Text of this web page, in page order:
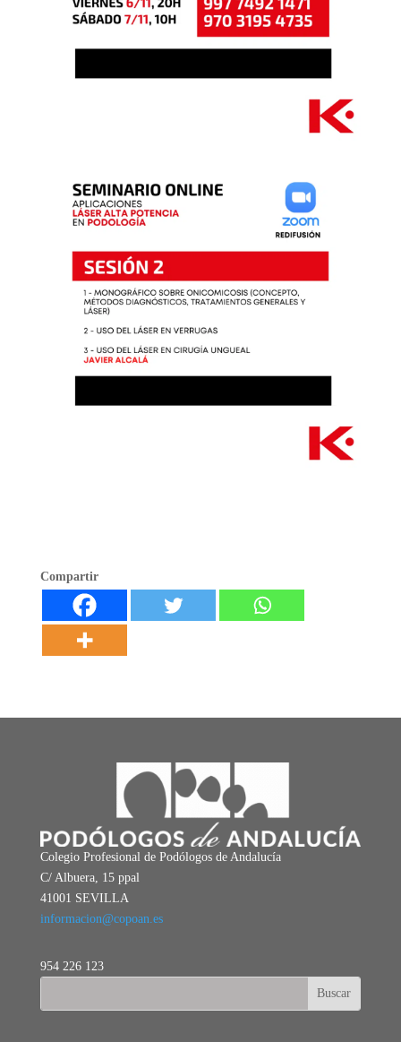
Compartir
Colegio Profesional de Podólogos de Andalucía
C/ Albuera, 15 ppal
41001 SEVILLA
informacion@copoan.es
954 226 123